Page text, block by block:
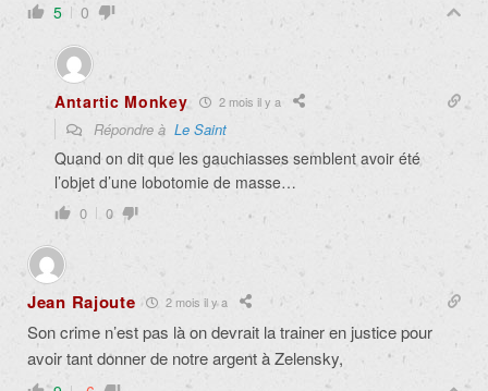
5 0
Antartic Monkey 2 mois il y a
Répondre à Le Saint
Quand on dit que les gauchiasses semblent avoir été
l’objet d’une lobotomie de masse…
0 0
Jean Rajoute 2 mois il y a
Son crime n’est pas là on devrait la trainer en justice pour
avoir tant donner de notre argent à Zelensky,